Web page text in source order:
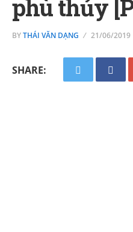
phù thủy
BYTHÁI VĂN DẠNG 21/06/2019
SHARE: